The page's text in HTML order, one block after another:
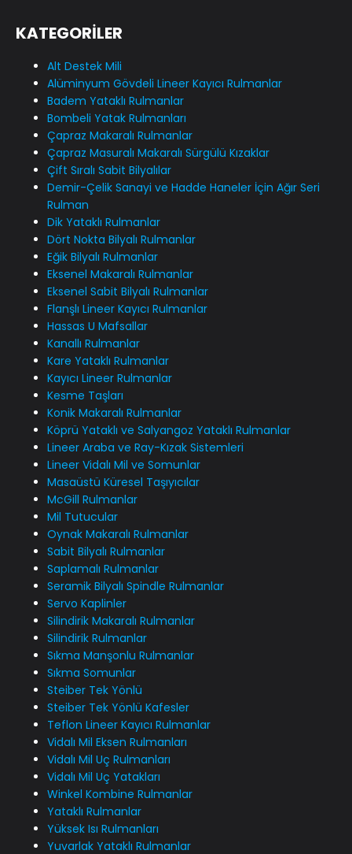
KATEGORİLER
Alt Destek Mili
Alüminyum Gövdeli Lineer Kayıcı Rulmanlar
Badem Yataklı Rulmanlar
Bombeli Yatak Rulmanları
Çapraz Makaralı Rulmanlar
Çapraz Masuralı Makaralı Sürgülü Kızaklar
Çift Sıralı Sabit Bilyalılar
Demir-Çelik Sanayi ve Hadde Haneler İçin Ağır Seri
Rulman
Dik Yataklı Rulmanlar
Dört Nokta Bilyalı Rulmanlar
Eğik Bilyalı Rulmanlar
Eksenel Makaralı Rulmanlar
Eksenel Sabit Bilyalı Rulmanlar
Flanşlı Lineer Kayıcı Rulmanlar
Hassas U Mafsallar
Kanallı Rulmanlar
Kare Yataklı Rulmanlar
Kayıcı Lineer Rulmanlar
Kesme Taşları
Konik Makaralı Rulmanlar
Köprü Yataklı ve Salyangoz Yataklı Rulmanlar
Lineer Araba ve Ray-Kızak Sistemleri
Lineer Vidalı Mil ve Somunlar
Masaüstü Küresel Taşıyıcılar
McGill Rulmanlar
Mil Tutucular
Oynak Makaralı Rulmanlar
Sabit Bilyalı Rulmanlar
Saplamalı Rulmanlar
Seramik Bilyalı Spindle Rulmanlar
Servo Kaplinler
Silindirik Makaralı Rulmanlar
Silindirik Rulmanlar
Sıkma Manşonlu Rulmanlar
Sıkma Somunlar
Steiber Tek Yönlü
Steiber Tek Yönlü Kafesler
Teflon Lineer Kayıcı Rulmanlar
Vidalı Mil Eksen Rulmanları
Vidalı Mil Uç Rulmanları
Vidalı Mil Uç Yatakları
Winkel Kombine Rulmanlar
Yataklı Rulmanlar
Yüksek Isı Rulmanları
Yuvarlak Yataklı Rulmanlar